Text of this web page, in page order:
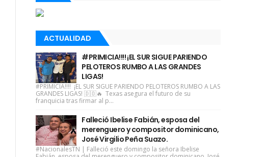
ACTUALIDAD
#PRIMICIA!!!! ¡EL SUR SIGUE PARIENDO
PELOTEROS RUMBO A LAS GRANDES
LIGAS!
#PRIMICIA!!!! ¡EL SUR SIGUE PARIENDO PELOTEROS RUMBO A LAS
GRANDES LIGAS! 🇩🇴🔥 Texas asegura el futuro de su
franquicia tras firmar al p...
Falleció Ibelise Fabián, esposa del
merenguero y compositor dominicano,
José Virgilio Peña Suazo.
#NacionalesTN | Falleció este domingo la señora Ibelise